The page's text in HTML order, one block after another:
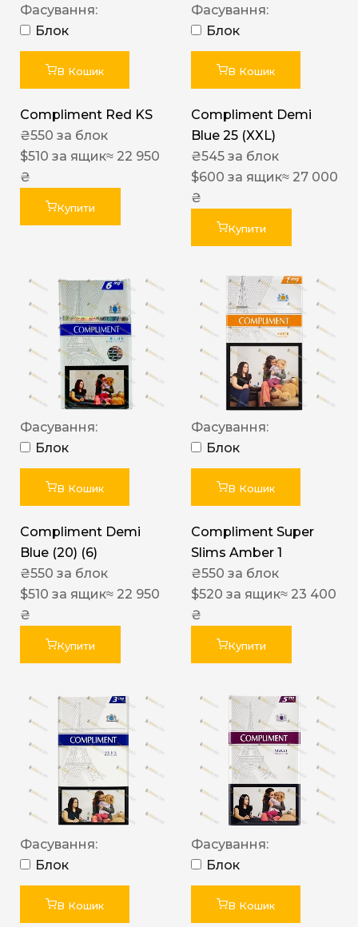
Фасування:
Блок
В Кошик
Compliment Red KS
₴550 за блок
$510 за ящик≈ 22 950
₴
Купити
Фасування:
Блок
В Кошик
Compliment Demi
Blue 25 (XXL)
₴545 за блок
$600 за ящик≈ 27 000
₴
Купити
Фасування:
Блок
В Кошик
Compliment Demi
Blue (20) (6)
₴550 за блок
$510 за ящик≈ 22 950
₴
Купити
Фасування:
Блок
В Кошик
Compliment Super
Slims Amber 1
₴550 за блок
$520 за ящик≈ 23 400
₴
Купити
Фасування:
Блок
В Кошик
Фасування:
Блок
В Кошик